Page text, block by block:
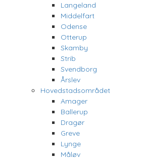
Langeland
Middelfart
Odense
Otterup
Skamby
Strib
Svendborg
Årslev
Hovedstadsområdet
Amager
Ballerup
Dragør
Greve
Lynge
Måløv